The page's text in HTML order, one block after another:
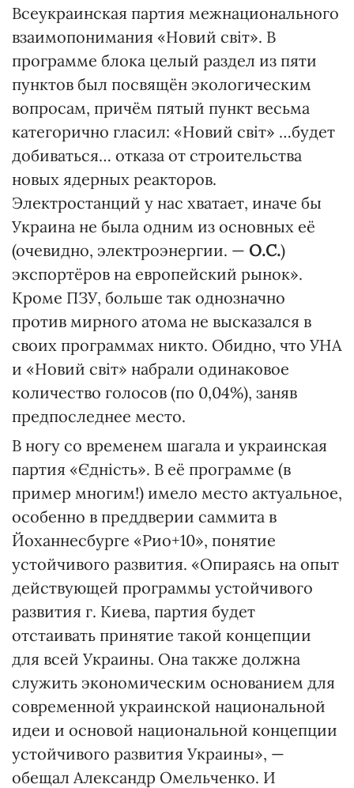
Всеукраинская партия межнационального
взаимопонимания «Новий світ». В
программе блока целый раздел из пяти
пунктов был посвящён экологическим
вопросам, причём пятый пункт весьма
категорично гласил: «Новий світ» …будет
добиваться… отказа от строительства
новых ядерных реакторов.
Электростанций у нас хватает, иначе бы
Украина не была одним из основных её
(очевидно, электроэнергии. — О.С.)
экспортёров на европейский рынок».
Кроме ПЗУ, больше так однозначно
против мирного атома не высказался в
своих программах никто. Обидно, что УНА
и «Новий світ» набрали одинаковое
количество голосов (по 0,04%), заняв
предпоследнее место.
В ногу со временем шагала и украинская
партия «Єдність». В её программе (в
пример многим!) имело место актуальное,
особенно в преддверии саммита в
Йоханнесбурге «Рио+10», понятие
устойчивого развития. «Опираясь на опыт
действующей программы устойчивого
развития г. Киева, партия будет
отстаивать принятие такой концепции
для всей Украины. Она также должна
служить экономическим основанием для
современной украинской национальной
идеи и основой национальной концепции
устойчивого развития Украины», —
обещал Александр Омельченко. И